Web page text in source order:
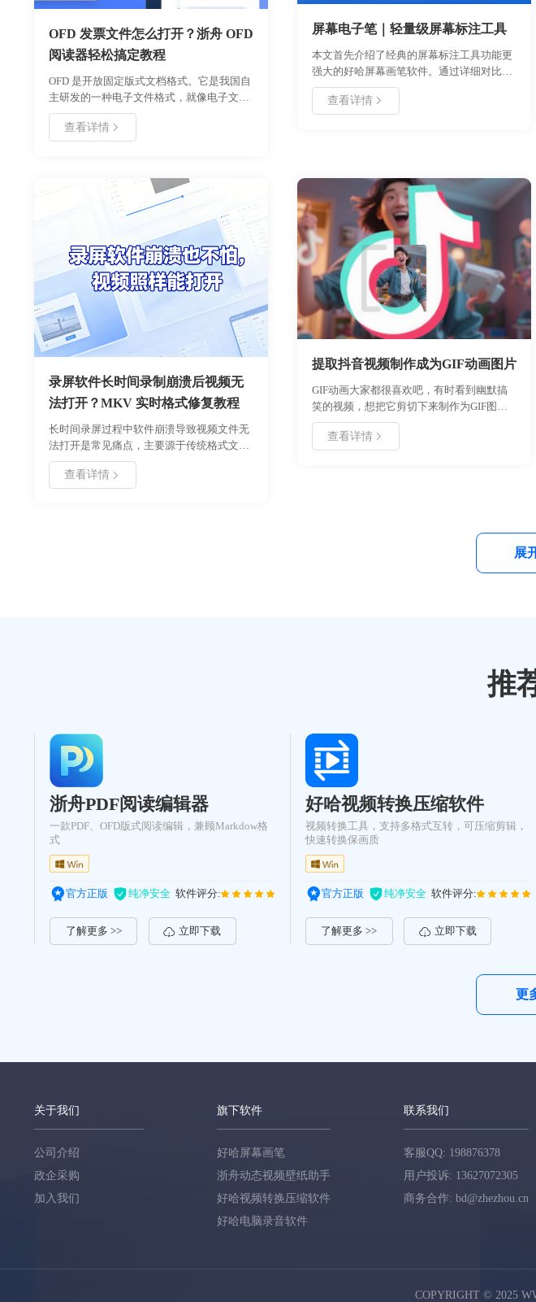
OFD 发票文件怎么打开？浙舟 OFD
阅读器轻松搞定教程
OFD 是开放固定版式文档格式。它是我国自
主研发的一种电子文件格式，就像电子文档
里的 “国货之光”。和我们常见的 PDF 格式相
比，OFD 格式在电子发票领域应用得越来越
查看详情
屏幕电子笔｜轻量级屏幕标注工具
本文首先介绍了经典的屏幕标注工具功能更
强大的好哈屏幕画笔软件。通过详细对比两
款软件的优缺点，帮助用户选择适合的工
具。最后深入探讨了屏幕画笔在现代办公、
查看详情
录屏软件长时间录制崩溃后视频无
法打开？MKV 实时格式修复教程
长时间录屏过程中软件崩溃导致视频文件无
法打开是常见痛点，主要源于传统格式文件
头未写入完成。本文深入分析崩溃原因，推
荐使用具备实时写入特性的 MKV 格式，并
查看详情
提取抖音视频制作成为GIF动画图片
GIF动画大家都很喜欢吧，有时看到幽默搞
笑的视频，想把它剪切下来制作为GIF图
片。其实可以通过好哈视频截取GIF专家软
件就能很简单的完成。
查看详情
展
推
浙舟PDF阅读编辑器
一款PDF、OFD版式阅读编辑，兼顾Markdow格
式
官方正版 纯净安全 软件评分:
了解更多 >> 立即下载
好哈视频转换压缩软件
视频转换工具，支持多格式互转，可压缩剪辑，
快速转换保画质
官方正版 纯净安全 软件评分:
了解更多 >> 立即下载
更
关于我们
公司介绍
政企采购
加入我们
旗下软件
好哈屏幕画笔
浙舟动态视频壁纸助手
好哈视频转换压缩软件
好哈电脑录音软件
联系我们
客服QQ: 198876378
用户投诉: 13627072305
商务合作: bd@zhezhou.cn
COPYRIGHT © 2025